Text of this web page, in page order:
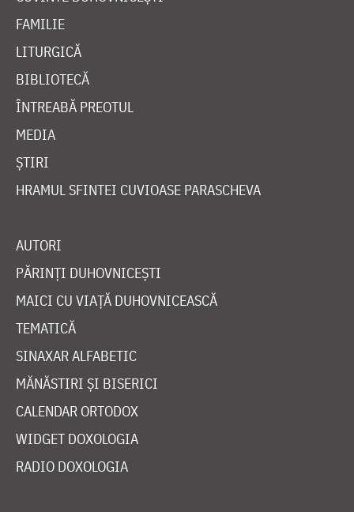
FAMILIE
LITURGICĂ
BIBLIOTECĂ
ÎNTREABĂ PREOTUL
MEDIA
ȘTIRI
HRAMUL SFINTEI CUVIOASE PARASCHEVA
AUTORI
PĂRINȚI DUHOVNICEȘTI
MAICI CU VIAȚĂ DUHOVNICEASCĂ
TEMATICĂ
SINAXAR ALFABETIC
MĂNĂSTIRI ȘI BISERICI
CALENDAR ORTODOX
WIDGET DOXOLOGIA
RADIO DOXOLOGIA